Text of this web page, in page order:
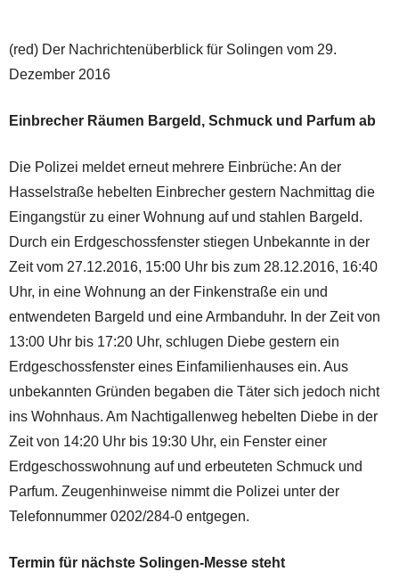
(red) Der Nachrichtenüberblick für Solingen vom 29.
Dezember 2016
Einbrecher Räumen Bargeld, Schmuck und Parfum ab
Die Polizei meldet erneut mehrere Einbrüche: An der
Hasselstraße hebelten Einbrecher gestern Nachmittag die
Eingangstür zu einer Wohnung auf und stahlen Bargeld.
Durch ein Erdgeschossfenster stiegen Unbekannte in der
Zeit vom 27.12.2016, 15:00 Uhr bis zum 28.12.2016, 16:40
Uhr, in eine Wohnung an der Finkenstraße ein und
entwendeten Bargeld und eine Armbanduhr. In der Zeit von
13:00 Uhr bis 17:20 Uhr, schlugen Diebe gestern ein
Erdgeschossfenster eines Einfamilienhauses ein. Aus
unbekannten Gründen begaben die Täter sich jedoch nicht
ins Wohnhaus. Am Nachtigallenweg hebelten Diebe in der
Zeit von 14:20 Uhr bis 19:30 Uhr, ein Fenster einer
Erdgeschosswohnung auf und erbeuteten Schmuck und
Parfum. Zeugenhinweise nimmt die Polizei unter der
Telefonnummer 0202/284-0 entgegen.
Termin für nächste Solingen-Messe steht